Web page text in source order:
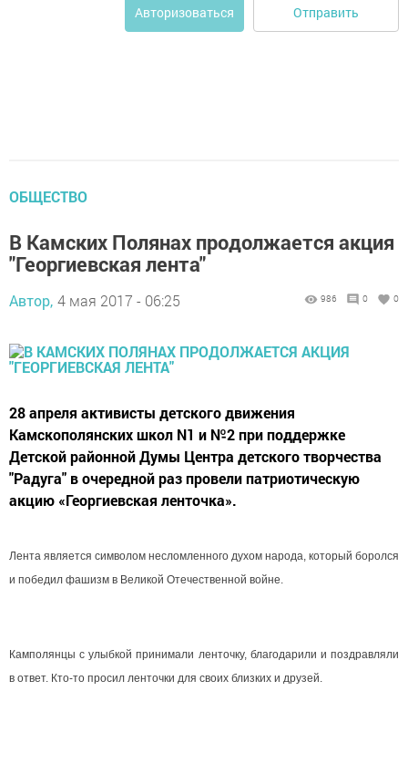
Авторизоваться Отправить
ОБЩЕСТВО
В Камских Полянах продолжается акция
"Георгиевская лента"
Автор, 4 мая 2017 - 06:25 986 0 0
28 апреля активисты детского движения
Камскополянских школ N1 и №2 при поддержке
Детской районной Думы Центра детского творчества
"Радуга" в очередной раз провели патриотическую
акцию «Георгиевская ленточка».
Лента является символом несломленного духом народа, который боролся
и победил фашизм в Великой Отечественной войне.
Камполянцы с улыбкой принимали ленточку, благодарили и поздравляли
в ответ. Кто-то просил ленточки для своих близких и друзей.